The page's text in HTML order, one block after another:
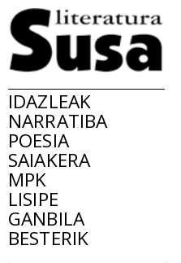
IDAZLEAK
NARRATIBA
POESIA
SAIAKERA
MPK
LISIPE
GANBILA
BESTERIK